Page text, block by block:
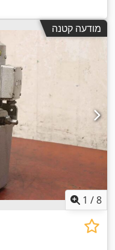
מודעה קטנה
1 /8